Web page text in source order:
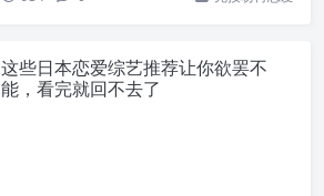
这些日本恋爱综艺推荐让你欲罢不
能，看完就回不去了